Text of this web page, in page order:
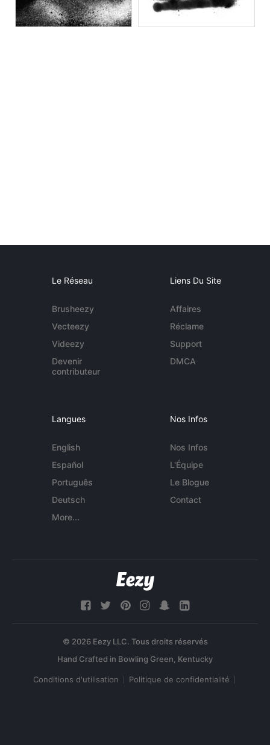
Le Réseau
Brusheezy
Vecteezy
Videezy
Devenir
contributeur
Liens Du Site
Affaires
Réclame
Support
DMCA
Langues
English
Español
Português
Deutsch
More...
Nos Infos
Nos Infos
L'Équipe
Le Blogue
Contact
© 2026 Eezy LLC. Tous droits réservés
Conditions d'utilisation Politique de confidentialité